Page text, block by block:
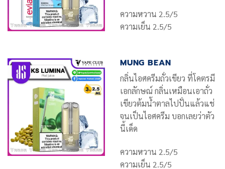
ความหวาน 2.5/5
ความเย็น 2.5/5
MUNG BEAN
กลิ่นไอศครีมถั่วเขียว ที่โคตรมี
เอกลักษณ์ กลิ่นเหมือนเอาถั่ว
เขียวต้มน้ำตาลไปปั่นแล้วแช่
จนเป็นไอศครีม บอกเลยว่าตัว
นี้เด็ด
ความหวาน 2.5/5
ความเย็น 2.5/5